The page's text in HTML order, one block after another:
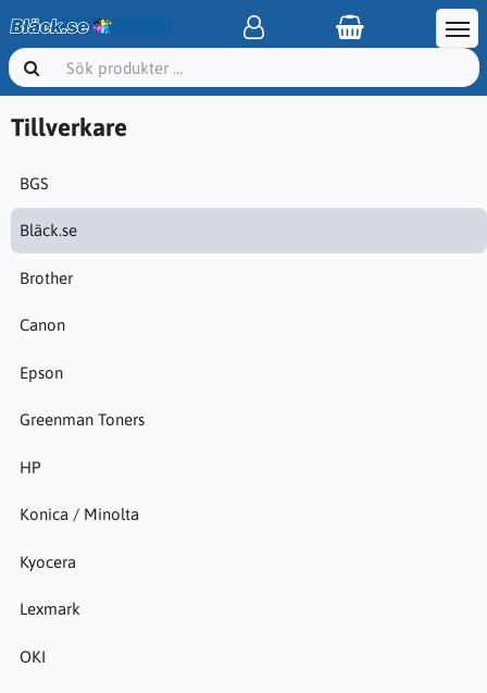
Tillverkare
BGS
Bläck.se
Brother
Canon
Epson
Greenman Toners
HP
Konica / Minolta
Kyocera
Lexmark
OKI